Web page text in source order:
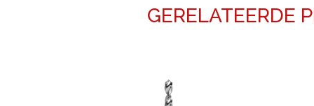
GERELATEERDE